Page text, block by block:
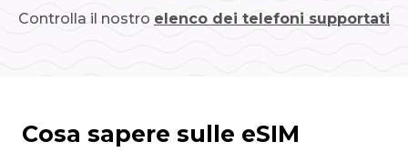
Controlla il nostro elenco dei telefoni supportati
Cosa sapere sulle eSIM